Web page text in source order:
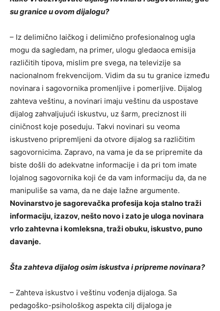
su granice u ovom dijalogu?
– Iz delimično laičkog i delimično profesionalnog ugla
mogu da sagledam, na primer, ulogu gledaoca emisija
različitih tipova, mislim pre svega, na televizije sa
nacionalnom frekvencijom. Vidim da su tu granice između
novinara i sagovornika promenljive i pomerljive. Dijalog
zahteva veštinu, a novinari imaju veštinu da uspostave
dijalog zahvaljujući iskustvu, uz šarm, preciznost ili
ciničnost koje poseduju. Takvi novinari su veoma
iskustveno pripremljeni da otvore dijalog sa različitim
sagovornicima. Zapravo, na vama je da se pripremite da
biste došli do adekvatne informacije i da pri tom imate
lojalnog sagovornika koji će da vam informaciju da, da ne
manipuliše sa vama, da ne daje lažne argumente.
Novinarstvo je sagorevačka profesija koja stalno traži
informaciju, izazov, nešto novo i zato je uloga novinara
vrlo zahtevna i komleksna, traži obuku, iskustvo, puno
davanje.
Šta zahteva dijalog osim iskustva i pripreme novinara?
– Zahteva iskustvo i veštinu vođenja dijaloga. Sa
pedagoško-psihološkog aspekta cilj dijaloga je